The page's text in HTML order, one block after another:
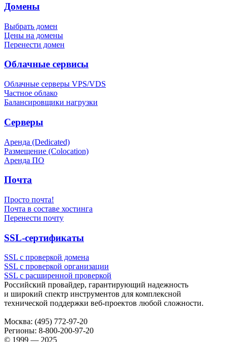
Домены
Выбрать домен
Цены на домены
Перенести домен
Облачные сервисы
Облачные серверы VPS/VDS
Частное облако
Балансировщики нагрузки
Серверы
Аренда (Dedicated)
Размещение (Colocation)
Аренда ПО
Почта
Просто почта!
Почта в составе хостинга
Перенести почту
SSL-сертификаты
SSL с проверкой домена
SSL с проверкой организации
SSL с расширенной проверкой
Российский провайдер, гарантирующий надежность
и широкий спектр инструментов для комплексной
технической поддержки веб-проектов любой сложности.
Москва: (495) 772-97-20
Регионы: 8-800-200-97-20
© 1999 — 2025